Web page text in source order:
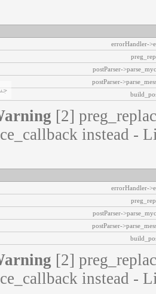
errorHandler-
postParser-
postParser-
[2]
instead -
errorHandler-
postParser-
postParser-
[2]
instead -